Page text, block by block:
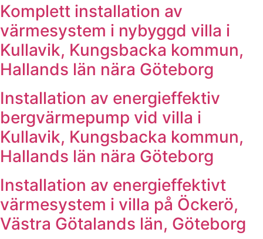
Komplett installation av
värmesystem i nybyggd villa i
Kullavik, Kungsbacka kommun,
Hallands län nära Göteborg
Installation av energieffektiv
bergvärmepump vid villa i
Kullavik, Kungsbacka kommun,
Hallands län nära Göteborg
Installation av energieffektivt
värmesystem i villa på Öckerö,
Västra Götalands län, Göteborg